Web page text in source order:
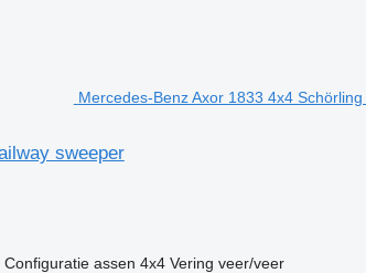
Mercedes-Benz Axor 1833 4x4
sweeper
Configuratie assen 4x4 Vering veer/veer